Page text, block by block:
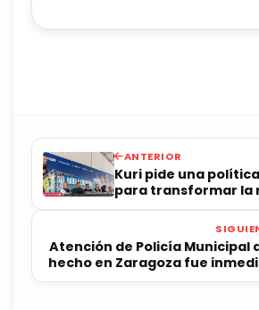
ANTERIOR
Kuri pide una
para transformar la
Atención de Policía Municipal
hecho en Zaragoza fue